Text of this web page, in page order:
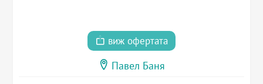
виж офертата
Павел Баня